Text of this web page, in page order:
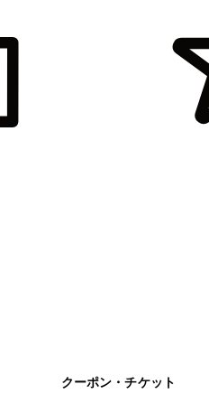
クーポン・チケット